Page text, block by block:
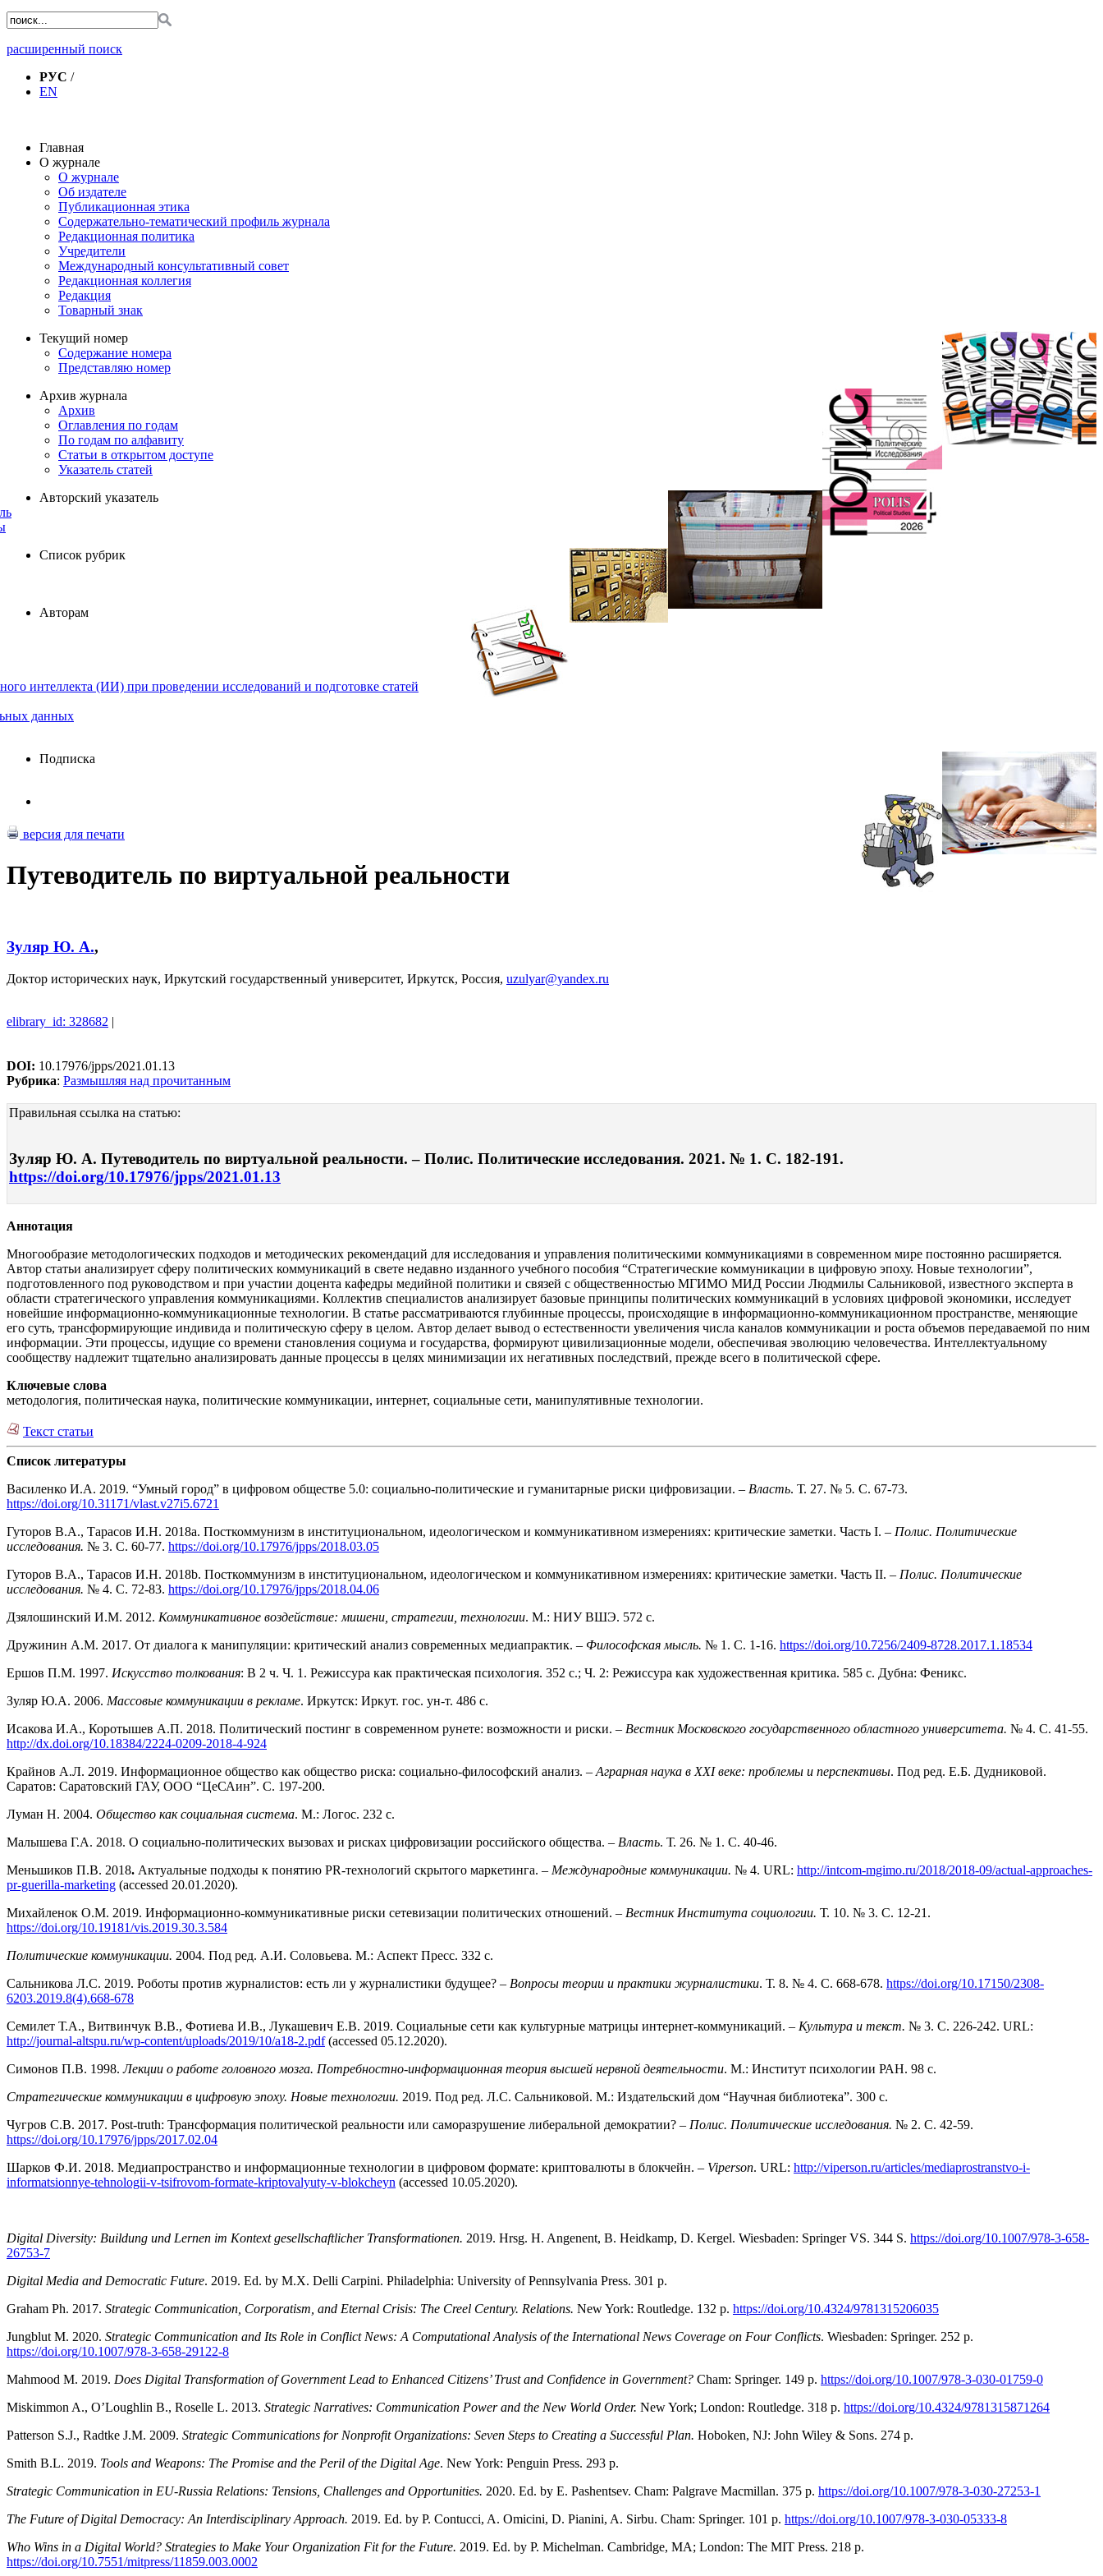
расширенный поиск
РУС /
EN
Главная
О журнале
О журнале
Об издателе
Публикационная этика
Содержательно-тематический профиль журнала
Редакционная политика
Учредители
Международный консультативный совет
Редакционная коллегия
Редакция
Товарный знак
Текущий номер
Содержание номера
Представляю номер
Архив журнала
Архив
Оглавления по годам
По годам по алфавиту
Статьи в открытом доступе
Указатель статей
Авторский указатель
Список рубрик
Авторам
интеллекта (ИИ) при проведении исследований и подготовке статей
данных
Подписка
версия для печати
Путеводитель по виртуальной реальности
Зуляр Ю. А.,
Доктор исторических наук, Иркутский государственный университет, Иркутск, Россия, uzulyar@yandex.ru
elibrary_id: 328682 |
DOI: 10.17976/jpps/2021.01.13
Рубрика: Размышляя над прочитанным
Правильная ссылка на статью:
Зуляр Ю. А. Путеводитель по виртуальной реальности. – Полис. Политические исследования. 2021. № 1. С. 182-191.
https://doi.org/10.17976/jpps/2021.01.13
Аннотация
Многообразие методологических подходов и методических рекомендаций для исследования и управления политическими коммуникациями в современном мире постоянно расширяется.
Автор статьи анализирует сферу политических коммуникаций в свете недавно изданного учебного пособия “Стратегические коммуникации в цифровую эпоху. Новые технологии”,
подготовленного под руководством и при участии доцента кафедры медийной политики и связей с общественностью МГИМО МИД России Людмилы Сальниковой, известного эксперта в
области стратегического управления коммуникациями. Коллектив специалистов анализирует базовые принципы политических коммуникаций в условиях цифровой экономики, исследует
новейшие информационно-коммуникационные технологии. В статье рассматриваются глубинные процессы, происходящие в информационно-коммуникационном пространстве, меняющие
его суть, трансформирующие индивида и политическую сферу в целом. Автор делает вывод о естественности увеличения числа каналов коммуникации и роста объемов передаваемой по ним
информации. Эти процессы, идущие со времени становления социума и государства, формируют цивилизационные модели, обеспечивая эволюцию человечества. Интеллектуальному
сообществу надлежит тщательно анализировать данные процессы в целях минимизации их негативных последствий, прежде всего в политической сфере.
Ключевые слова
методология, политическая наука, политические коммуникации, интернет, социальные сети, манипулятивные технологии.
Текст статьи
Список литературы
Василенко И.А. 2019. “Умный город” в цифровом обществе 5.0: cоциально-политические и гуманитарные риски цифровизации. – Власть. Т. 27. № 5. С. 67-73.
https://doi.org/10.31171/vlast.v27i5.6721
Гуторов В.А., Тарасов И.Н. 2018a. Посткоммунизм в институциональном, идеологическом и коммуникативном измерениях: критические заметки. Часть I. – Полис. Политические
исследования. № 3. С. 60-77. https://doi.org/10.17976/jpps/2018.03.05
Гуторов В.А., Тарасов И.Н. 2018b. Посткоммунизм в институциональном, идеологическом и коммуникативном измерениях: критические заметки. Часть II. – Полис. Политические
исследования. № 4. С. 72-83. https://doi.org/10.17976/jpps/2018.04.06
Дзялошинский И.М. 2012. Коммуникативное воздействие: мишени, стратегии, технологии. М.: НИУ ВШЭ. 572 с.
Дружинин А.М. 2017. От диалога к манипуляции: критический анализ современных медиапрактик. – Философская мысль. № 1. С. 1-16. https://doi.org/10.7256/2409-8728.2017.1.18534
Ершов П.М. 1997. Искусство толкования: В 2 ч. Ч. 1. Режиссура как практическая психология. 352 с.; Ч. 2: Режиссура как художественная критика. 585 с. Дубна: Феникс.
Зуляр Ю.А. 2006. Массовые коммуникации в рекламе. Иркутск: Иркут. гос. ун-т. 486 с.
Исакова И.А., Коротышев А.П. 2018. Политический постинг в современном рунете: возможности и риски. – Вестник Московского государственного областного университета. № 4. С. 41-55.
http://dx.doi.org/10.18384/2224-0209-2018-4-924
Крайнов А.Л. 2019. Информационное общество как общество риска: социально-философский анализ. – Аграрная наука в XXI веке: проблемы и перспективы. Под ред. Е.Б. Дудниковой.
Саратов: Саратовский ГАУ, ООО “ЦеСАин”. С. 197-200.
Луман Н. 2004. Общество как социальная система. М.: Логос. 232 с.
Малышева Г.А. 2018. О социально-политических вызовах и рисках цифровизации российского общества. – Власть. Т. 26. № 1. С. 40-46.
Меньшиков П.В. 2018. Актуальные подходы к понятию PR-технологий скрытого маркетинга. – Международные коммуникации. № 4. URL: http://intcom-mgimo.ru/2018/2018-09/actual-approaches-
pr-guerilla-marketing (accessed 20.01.2020).
Михайленок О.М. 2019. Информационно-коммуникативные риски сетевизации политических отношений. – Вестник Института социологии. Т. 10. № 3. C. 12-21.
https://doi.org/10.19181/vis.2019.30.3.584
Политические коммуникации. 2004. Под ред. А.И. Соловьева. М.: Аспект Пресс. 332 с.
Сальникова Л.С. 2019. Роботы против журналистов: есть ли у журналистики будущее? – Вопросы теории и практики журналистики. Т. 8. № 4. С. 668-678. https://doi.org/10.17150/2308-
6203.2019.8(4).668-678
Семилет Т.А., Витвинчук В.В., Фотиева И.В., Лукашевич Е.В. 2019. Социальные сети как культурные матрицы интернет-коммуникаций. – Культура и текст. № 3. С. 226-242. URL:
http://journal-altspu.ru/wp-content/uploads/2019/10/a18-2.pdf(accessed 05.12.2020).
Симонов П.В. 1998.Лекции о работе головного мозга. Потребностно-информационная теория высшей нервной деятельности. М.: Институт психологии РАН. 98 с.
Стратегические коммуникации в цифровую эпоху. Новые технологии. 2019. Под ред. Л.С. Сальниковой. М.: Издательский дом “Научная библиотека”. 300 с.
Чугров С.В. 2017. Post-truth: Трансформация политической реальности или саморазрушение либеральной демократии? – Полис. Политические исследования. № 2. C. 42-59.
https://doi.org/10.17976/jpps/2017.02.04
Шарков Ф.И. 2018. Медиапространство и информационные технологии в цифровом формате: криптовалюты в блокчейн. – Viperson. URL: http://viperson.ru/articles/mediaprostranstvo-i-
informatsionnye-tehnologii-v-tsifrovom-formate-kriptovalyuty-v-blokcheyn (accessed 10.05.2020).
Digital Diversity: Buildung und Lernen im Kontext gesellschaftlicher Transformationen. 2019. Hrsg. H. Angenent, B. Heidkamp, D. Kergel. Wiesbaden: Springer VS. 344 S. https://doi.org/10.1007/978-3-658-
26753-7
Digital Media and Democratic Future. 2019. Ed. by M.X. Delli Carpini. Philadelphia: University of Pennsylvania Press. 301 p.
Graham Ph. 2017. Strategic Communication, Corporatism, and Eternal Crisis: The Creel Century. Relations. New York: Routledge. 132 p. https://doi.org/10.4324/9781315206035
Jungblut M. 2020. Strategic Communication and Its Role in Conflict News: A Computational Analysis of the International News Coverage on Four Conflicts. Wiesbaden: Springer. 252 p.
https://doi.org/10.1007/978-3-658-29122-8
Mahmood M. 2019. Does Digital Transformation of Government Lead to Enhanced Citizens’ Trust and Confidence in Government? Cham: Springer. 149 p. https://doi.org/10.1007/978-3-030-01759-0
Miskimmon A., O’Loughlin B., Roselle L. 2013. Strategic Narratives: Communication Power and the New World Order. New York; London: Routledge. 318 p. https://doi.org/10.4324/9781315871264
Patterson S.J., Radtke J.M. 2009. Strategic Communications for Nonprofit Organizations: Seven Steps to Creating a Successful Plan. Hoboken, NJ: John Wiley & Sons. 274 p.
Smith B.L. 2019. Tools and Weapons: The Promise and the Peril of the Digital Age. New York: Penguin Press. 293 p.
Strategic Communication in EU-Russia Relations: Tensions, Challenges and Opportunities. 2020. Ed. by E. Pashentsev. Cham: Palgrave Macmillan. 375 p. https://doi.org/10.1007/978-3-030-27253-1
The Future of Digital Democracy: An Interdisciplinary Approach. 2019. Ed. by P. Contucci, A. Omicini, D. Pianini, A. Sirbu. Cham: Springer. 101 p. https://doi.org/10.1007/978-3-030-05333-8
Who Wins in a Digital World? Strategies to Make Your Organization Fit for the Future. 2019. Ed. by P. Michelman. Cambridge, MA; London: The MIT Press. 218 p.
https://doi.org/10.7551/mitpress/11859.003.0002